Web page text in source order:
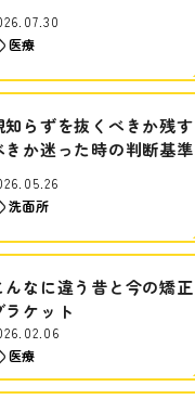
医療
知らずを抜くべきか残す
きか迷った時の判断基準
洗面所
んなに違う昔と今の矯正
ラケット
医療